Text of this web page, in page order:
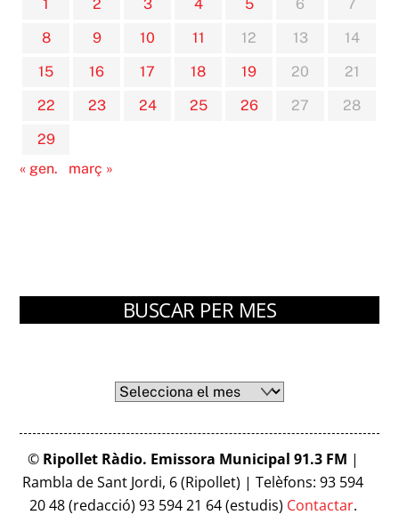
1 2 3 4 5 6
7
8
9 10 11 12 13
14
15
16 17 18 19 20
21
22
23 24 25 26 27
28
29
« gen.
març »
BUSCAR PER MES
Arxius
© Ripollet Ràdio. Emissora Municipal 91.3 FM |
Rambla de Sant Jordi, 6 (Ripollet) | Telèfons: 93 594
20 48 (redacció) 93 594 21 64 (estudis) Contactar.